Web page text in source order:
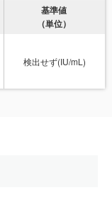
基準値
（単位）
検出せず(IU/mL)